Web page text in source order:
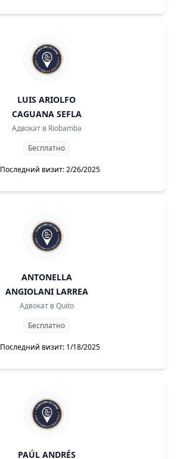
LUIS ARIOLFO
CAGUANA SEFLA
Адвокат в Riobamba
Бесплатно
Последний визит: 2/26/2025
ANTONELLA
ANGIOLANI LARREA
Адвокат в Quito
Бесплатно
Последний визит: 1/18/2025
PAÚL ANDRÉS